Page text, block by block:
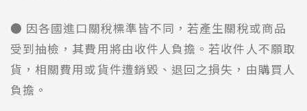
● 因各國進口關稅標準皆不同，若產生關稅或商品
受到抽檢，其費用將由收件人負擔。若收件人不願取
貨，相關費用或貨件遭銷毀、退回之損失，由購買人
負擔。